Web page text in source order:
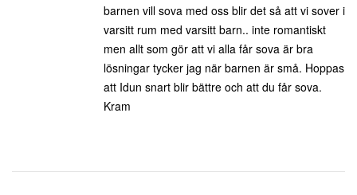
barnen vill sova med oss blir det så att vi sover i
varsitt rum med varsitt barn.. inte romantiskt
men allt som gör att vi alla får sova är bra
lösningar tycker jag när barnen är små. Hoppas
att Idun snart blir bättre och att du får sova.
Kram